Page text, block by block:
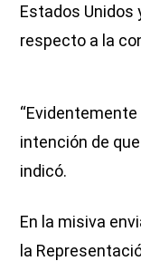
Estados Unidos
respecto a la
intención de
indicó.
En la misiva
la